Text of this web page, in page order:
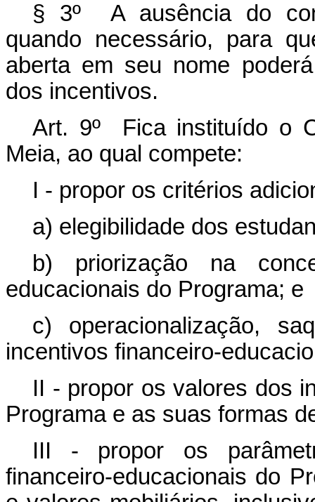
§ 3º A ausência do
quando necessário, para
aberta em seu nome
dos incentivos.
Art. 9º Fica instituído o
Meia, ao qual compete:
I - propor os critérios
a) elegibilidade dos
b) priorização na
educacionais do Programa; e
c) operacionalização,
incentivos financeiro-
II - propor os valores dos
Programa e as suas formas
III
- propor os
financeiro-educacionais do